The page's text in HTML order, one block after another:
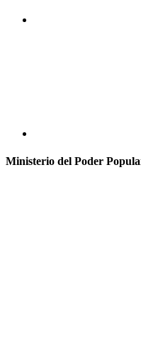
Ministerio del Poder